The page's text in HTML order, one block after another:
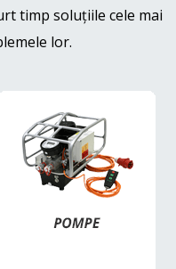
timp soluţiile cele mai
lor.